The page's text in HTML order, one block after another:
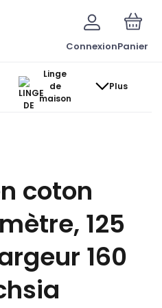
ConnexionPanier
Linge
de
maison
Plus
coton
125
160